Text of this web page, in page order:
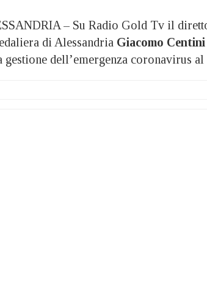
– Su Radio Gold Tv il
di Alessandria Giacomo Centini
gestione dell’emergenza coronavirus